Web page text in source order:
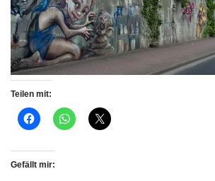
Teilen mit:
Gefällt mir: